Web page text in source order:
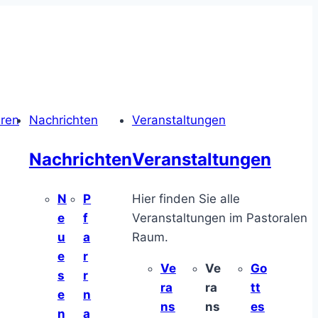
Nachrichten
Nachrichten
N
e
u
e
s
e
n
P
f
a
r
r
n
a
Veranstaltungen
Veranstaltungen
Hier finden Sie alle
Veranstaltungen im Pastoralen
Raum.
Ve
ra
ns
Ve
ra
ns
Go
tt
es